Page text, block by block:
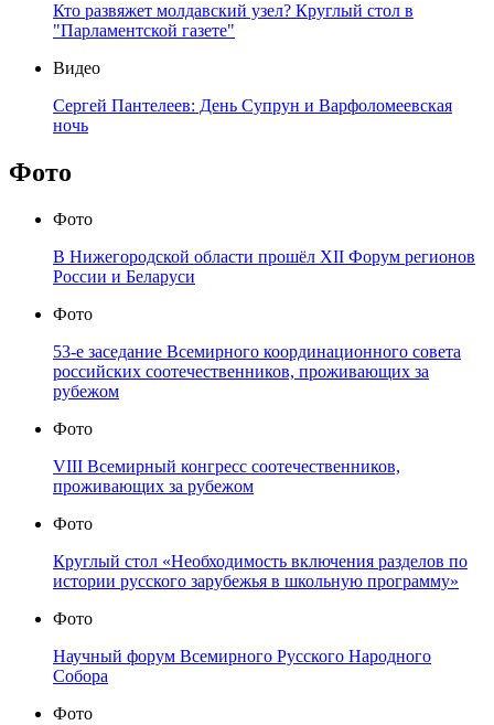
Кто развяжет молдавский узел? Круглый стол в
"Парламентской газете"
Видео
Сергей Пантелеев: День Супрун и Варфоломеевская
ночь
Фото
Фото
В Нижегородской области прошёл XII Форум регионов
России и Беларуси
Фото
53-е заседание Всемирного координационного совета
российских соотечественников, проживающих за
рубежом
Фото
VIII Всемирный конгресс соотечественников,
проживающих за рубежом
Фото
Круглый стол «Необходимость включения разделов по
истории русского зарубежья в школьную программу»
Фото
Научный форум Всемирного Русского Народного
Собора
Фото